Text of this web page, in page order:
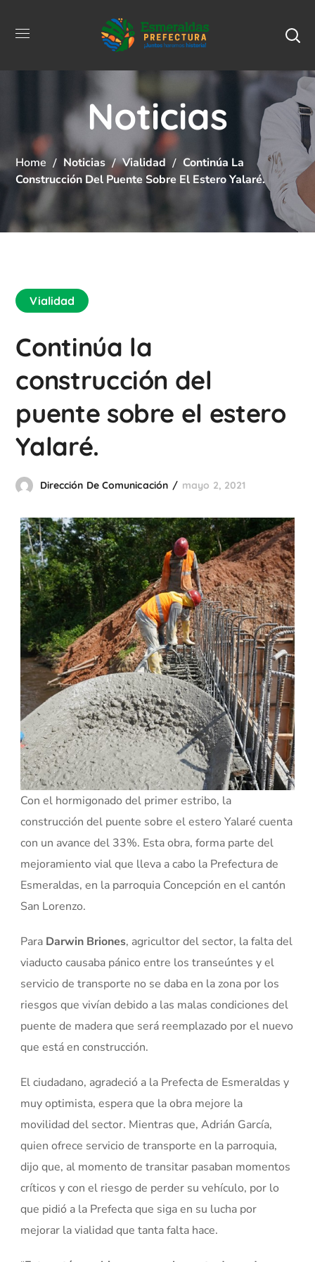
Noticias
Home Noticias Vialidad
Continúa La
Construcción Del Puente Sobre El Estero Yalaré.
Vialidad
Continúa la
construcción del
puente sobre el estero
Yalaré.
Dirección De Comunicación mayo 2, 2021
Con el hormigonado del primer estribo, la
construcción del puente sobre el estero Yalaré cuenta
con un avance del 33%. Esta obra, forma parte del
mejoramiento vial que lleva a cabo la Prefectura de
Esmeraldas, en la parroquia Concepción en el cantón
San Lorenzo.
Para Darwin Briones, agricultor del sector, la falta del
viaducto causaba pánico entre los transeúntes y el
servicio de transporte no se daba en la zona por los
riesgos que vivían debido a las malas condiciones del
puente de madera que será reemplazado por el nuevo
que está en construcción.
El ciudadano, agradeció a la Prefecta de Esmeraldas y
muy optimista, espera que la obra mejore la
movilidad del sector. Mientras que, Adrián García,
quien ofrece servicio de transporte en la parroquia,
dijo que, al momento de transitar pasaban momentos
críticos y con el riesgo de perder su vehículo, por lo
que pidió a la Prefecta que siga en su lucha por
mejorar la vialidad que tanta falta hace.